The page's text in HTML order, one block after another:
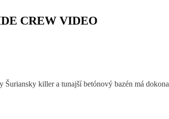
CREW VIDEO
killer a tunajší betónový bazén má